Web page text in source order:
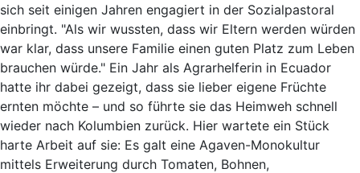
sich seit einigen Jahren engagiert in der Sozialpastoral
einbringt. "Als wir wussten, dass wir Eltern werden würden
war klar, dass unsere Familie einen guten Platz zum Leben
brauchen würde." Ein Jahr als Agrarhelferin in Ecuador
hatte ihr dabei gezeigt, dass sie lieber eigene Früchte
ernten möchte – und so führte sie das Heimweh schnell
wieder nach Kolumbien zurück. Hier wartete ein Stück
harte Arbeit auf sie: Es galt eine Agaven-Monokultur
mittels Erweiterung durch Tomaten, Bohnen,